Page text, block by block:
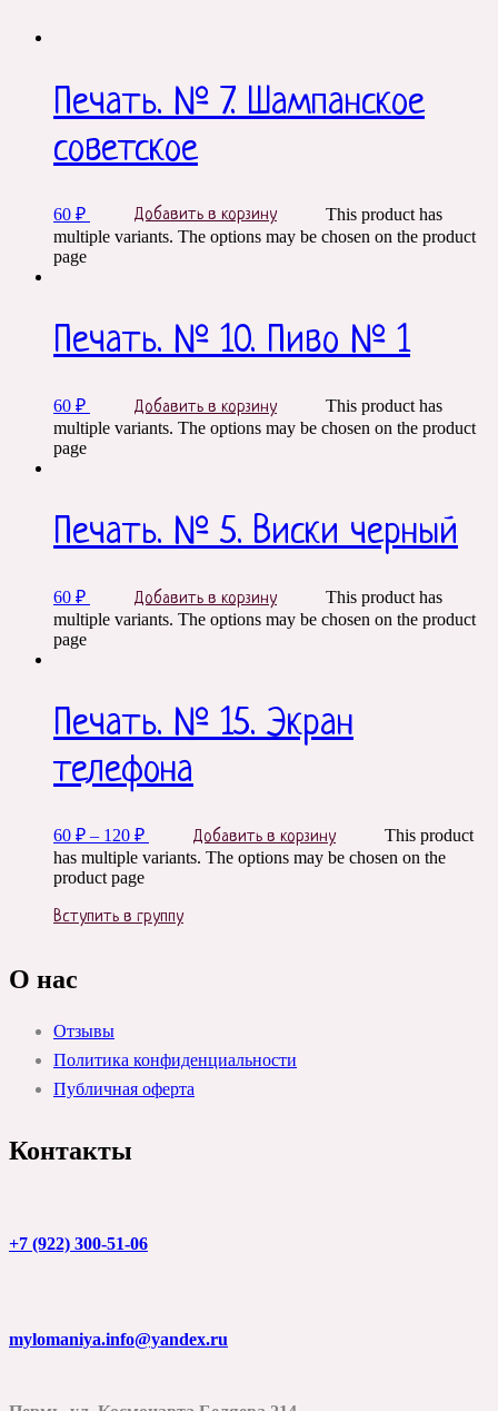
Печать. № 7. Шампанское
советское
60 ₽ Добавить в корзину
This product has
multiple variants. The options may be chosen on the product
page
Печать. № 10. Пиво № 1
60 ₽ Добавить в корзину
This product has
multiple variants. The options may be chosen on the product
page
Печать. № 5. Виски черный
60 ₽ Добавить в корзину
This product has
multiple variants. The options may be chosen on the product
page
Печать. № 15. Экран
телефона
60 ₽ – 120 ₽ Добавить в корзину
This product
has multiple variants. The options may be chosen on the
product page
Вступить в группу
О нас
Отзывы
Политика конфиденциальности
Публичная оферта
Контакты
+7 (922) 300-51-06
mylomaniya.info@yandex.ru